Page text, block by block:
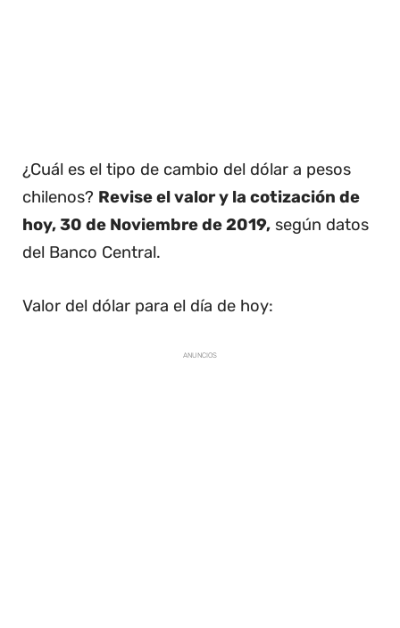
¿Cuál es el tipo de cambio del dólar a pesos
chilenos? Revise el valor y la cotización de
hoy, 30 de Noviembre de 2019, según datos
del Banco Central.
Valor del dólar para el día de hoy:
ANUNCIOS